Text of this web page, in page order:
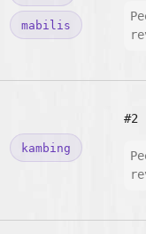
mabilis
kambing
#2